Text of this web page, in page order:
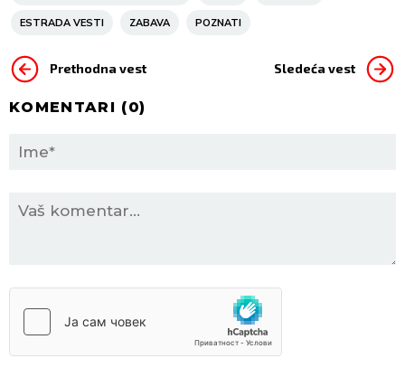
ESTRADA VESTI ZABAVA POZNATI
Prethodna vest Sledeća vest
KOMENTARI (0)